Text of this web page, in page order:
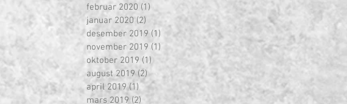
februar 2020 (1)
januar 2020 (2)
desember 2019 (1) 1 innlegg
november 2019 (1) 1 innlegg
oktober 2019 (1) 1 innlegg
august 2019 (2)2 innlegg
april 2019 (1) 1 innlegg
mars 2019 (2) 2 innlegg